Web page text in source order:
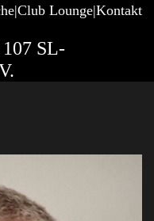
Club Lounge Kontakt
SL-